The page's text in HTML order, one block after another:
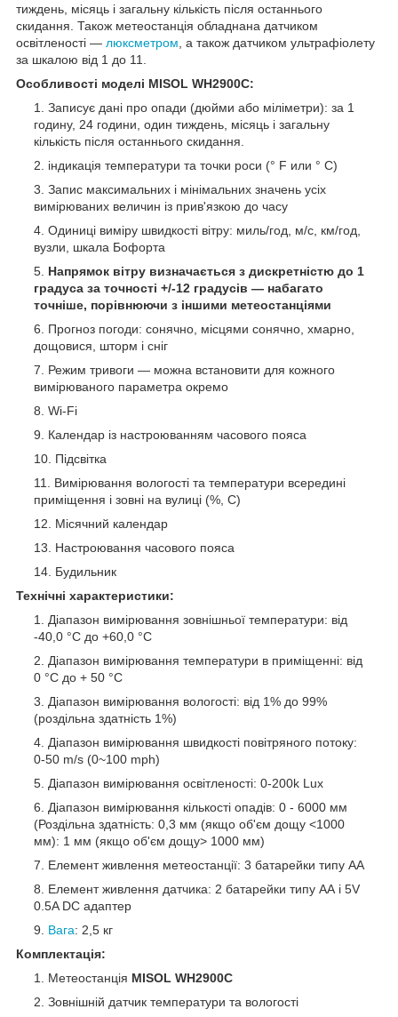
тиждень, місяць і загальну кількість після останнього
скидання. Також метеостанція обладнана датчиком
освітленості — люксметром , а також датчиком ультрафіолету
за шкалою від 1 до 11.
Особливості моделі MISOL WH2900C:
Записує дані про опади (дюйми або міліметри): за 1
годину, 24 години, один тиждень, місяць і загальну
кількість після останнього скидання.
індикація температури та точки роси (° F или ° C)
Запис максимальних і мінімальних значень усіх
вимірюваних величин із прив'язкою до часу
Одиниці виміру швидкості вітру: миль/год, м/с, км/год,
вузли, шкала Бофорта
Напрямок вітру визначається з дискретністю до 1
градуса за точності +/-12 градусів — набагато
точніше, порівнюючи з іншими метеостанціями
Прогноз погоди: сонячно, місцями сонячно, хмарно,
дощовися, шторм і сніг
Режим тривоги — можна встановити для кожного
вимірюваного параметра окремо
Wi-Fi
Календар із настроюванням часового пояса
Підсвітка
Вимірювання вологості та температури всередині
приміщення і зовні на вулиці (%, С)
Місячний календар
Настроювання часового пояса
Будильник
Технічні характеристики:
Діапазон вимірювання зовнішньої температури: від
-40,0 °C до +60,0 °C
Діапазон вимірювання температури в приміщенні: від
0 °C до + 50 °C
Діапазон вимірювання вологості: від 1% до 99%
(роздільна здатність 1%)
Діапазон вимірювання швидкості повітряного потоку:
0-50 m/s (0~100 mph)
Діапазон вимірювання освітленості: 0-200k Lux
Діапазон вимірювання кількості опадів: 0 - 6000 мм
(Роздільна здатність: 0,3 мм (якщо об'єм дощу <1000
мм): 1 мм (якщо об'єм дощу> 1000 мм)
Елемент живлення метеостанції: 3 батарейки типу АА
Елемент живлення датчика: 2 батарейки типу АА і 5V
0.5A DC адаптер
Вага: 2,5 кг
Комплектація:
Метеостанція MISOL WH2900C
Зовнішній датчик температури та вологості